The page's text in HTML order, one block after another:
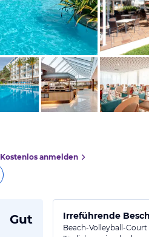
vom
Kostenlos anmelden
Gut Irreführende
Beach-Volleyball-